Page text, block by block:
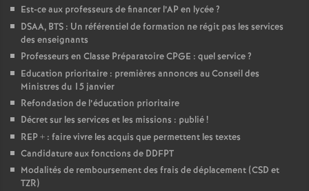
Est-ce aux professeurs de financer l’AP en lycée?
DSAA, BTS : Un référentiel de formation ne régit pas les services
des enseignants
Professeurs en Classe Préparatoire CPGE : quel service?
Education prioritaire : premières annonces au Conseil des
Ministres du 15 janvier
Refondation de l’éducation prioritaire
Décret sur les services et les missions : publié!
REP + : faire vivre les acquis que permettent les textes
Candidature aux fonctions de DDFPT
Modalités de remboursement des frais de déplacement (CSD et
TZR)